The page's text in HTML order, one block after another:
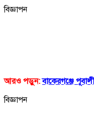
বিজ্ঞাপন
আরও পড়ুন: বাকেরগঞ্জে
বিজ্ঞাপন